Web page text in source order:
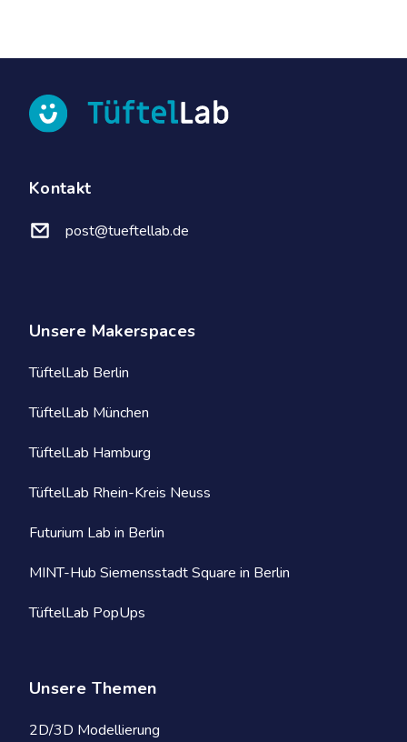
Kontakt
post@tueftellab.de
Unsere Makerspaces
TüftelLab Berlin
TüftelLab München
TüftelLab Hamburg
TüftelLab Rhein-Kreis Neuss
Futurium Lab in Berlin
MINT-Hub Siemensstadt Square in Berlin
TüftelLab PopUps
Unsere Themen
2D/3D Modellierung